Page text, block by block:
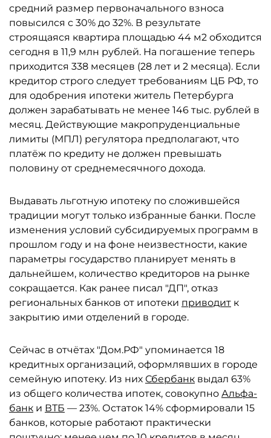
средний размер первоначального взноса
повысился с 30% до 32%. В результате
строящаяся квартира площадью 44 м2 обходится
сегодня в 11,9 млн рублей. На погашение теперь
приходится 338 месяцев (28 лет и 2 месяца). Если
кредитор строго следует требованиям ЦБ РФ, то
для одобрения ипотеки житель Петербурга
должен зарабатывать не менее 146 тыс. рублей в
месяц. Действующие макропруденциальные
лимиты (МПЛ) регулятора предполагают, что
платёж по кредиту не должен превышать
половину от среднемесячного дохода.
Выдавать льготную ипотеку по сложившейся
традиции могут только избранные банки. После
изменения условий субсидируемых программ в
прошлом году и на фоне неизвестности, какие
параметры государство планирует менять в
дальнейшем, количество кредиторов на рынке
сокращается. Как ранее писал "ДП", отказ
региональных банков от ипотеки приводит к
закрытию ими отделений в городе.
Сейчас в отчётах "Дом.РФ" упоминается 18
кредитных организаций, оформлявших в городе
семейную ипотеку. Из них Сбербанк выдал 63%
из общего количества ипотек, совокупно Альфа-
банк и ВТБ — 23%. Остаток 14% сформировали 15
банков, которые работают практически